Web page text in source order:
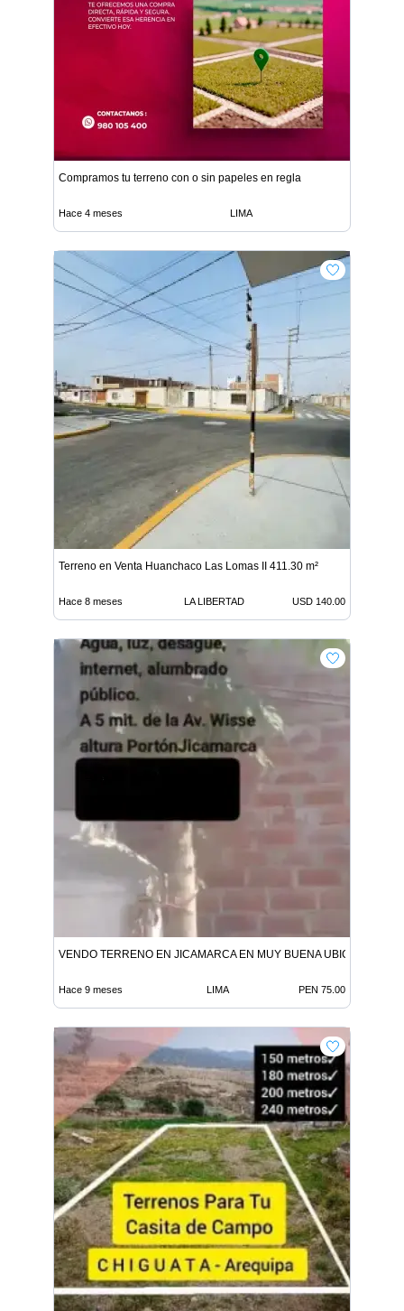
Compramos tu terreno con o sin papeles en regla
Hace 4 meses LIMA
Terreno en Venta Huanchaco Las Lomas II 411.30 m²
Hace 8 meses LA LIBERTAD USD 140.00
VENDO TERRENO EN JICAMARCA EN MUY BUENA UBICACION.
Hace 9 meses LIMA PEN 75.00